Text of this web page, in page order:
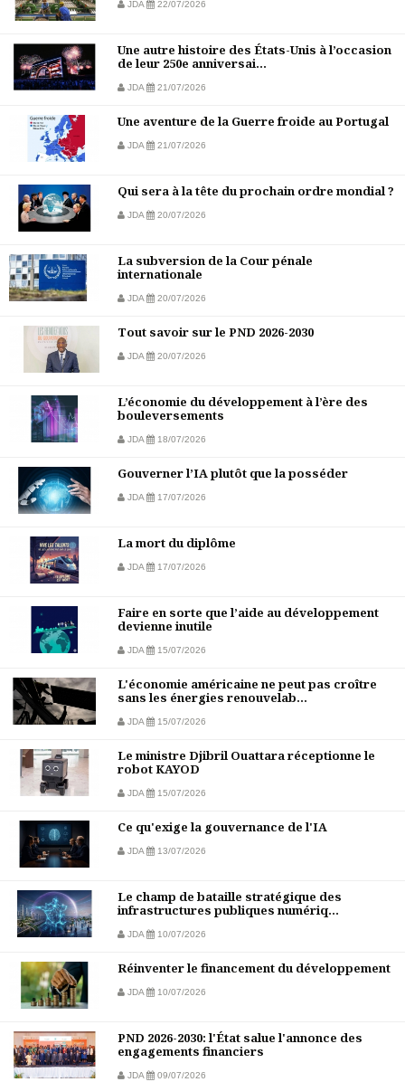
JDA 22/07/2026
Une autre histoire des États-Unis à l’occasion
de leur 250e anniversai...
JDA 21/07/2026
Une aventure de la Guerre froide au Portugal
JDA 21/07/2026
Qui sera à la tête du prochain ordre mondial ?
JDA 20/07/2026
La subversion de la Cour pénale
internationale
JDA 20/07/2026
Tout savoir sur le PND 2026-2030
JDA 20/07/2026
L’économie du développement à l’ère des
bouleversements
JDA 18/07/2026
Gouverner l’IA plutôt que la posséder
JDA 17/07/2026
La mort du diplôme
JDA 17/07/2026
Faire en sorte que l’aide au développement
devienne inutile
JDA 15/07/2026
L'économie américaine ne peut pas croître
sans les énergies renouvelab...
JDA 15/07/2026
Le ministre Djibril Ouattara réceptionne le
robot KAYOD
JDA 15/07/2026
Ce qu'exige la gouvernance de l'IA
JDA 13/07/2026
Le champ de bataille stratégique des
infrastructures publiques numériq...
JDA 10/07/2026
Réinventer le financement du développement
JDA 10/07/2026
PND 2026-2030: l'État salue l'annonce des
engagements financiers
JDA 09/07/2026